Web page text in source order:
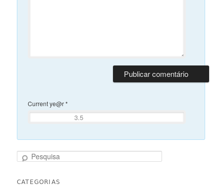
Current ye@r*
Pesquisa
CATEGORIAS